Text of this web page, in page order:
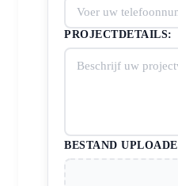
PROJECTDETAILS:
BESTAND